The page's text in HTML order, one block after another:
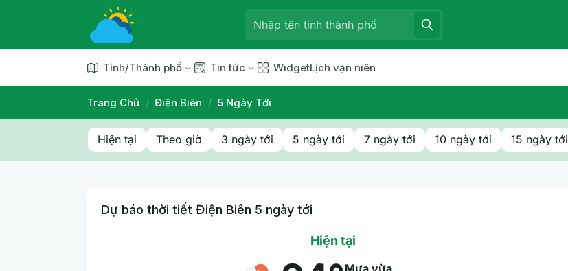
Tỉnh/Thành phố Tin tức WidgetLịch vạn niên
Trang Chủ / Điện Biên / 5 Ngày Tới
Hiện tại Theo giờ 3 ngày tới 5 ngày tới 7 ngày tới 10 ngày tới 15 ngày tới
Dự báo thời tiết Điện Biên 5 ngày tới
Hiện tại
Mưa vừa